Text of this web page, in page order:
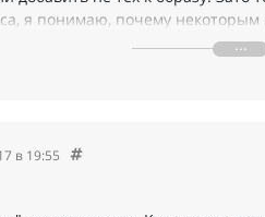
я понимаю, почему
на самом деле должно быть у
в 19:55